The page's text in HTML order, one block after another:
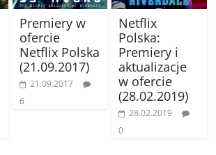
Premiery w
ofercie
Netflix Polska
(21.09.2017)
21.09.2017
6
Netflix
Polska:
Premiery i
aktualizacje
w ofercie
(28.02.2019)
28.02.2019
0